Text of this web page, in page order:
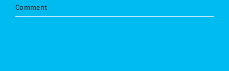
Comment